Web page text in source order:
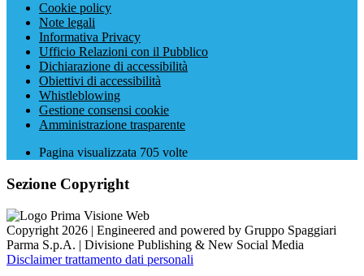
Cookie policy
Note legali
Informativa Privacy
Ufficio Relazioni con il Pubblico
Dichiarazione di accessibilità
Obiettivi di accessibilità
Whistleblowing
Gestione consensi cookie
Amministrazione trasparente
Pagina visualizzata 705 volte
Sezione Copyright
Copyright 2026 | Engineered and powered by Gruppo Spaggiari
Parma S.p.A. | Divisione Publishing & New Social Media
Disclaimer trattamento dati personali